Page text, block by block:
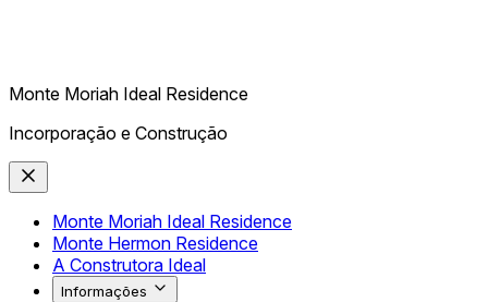
Monte Moriah Ideal Residence
Incorporação e Construção
Monte Moriah Ideal Residence
Monte Hermon Residence
A Construtora Ideal
Informações